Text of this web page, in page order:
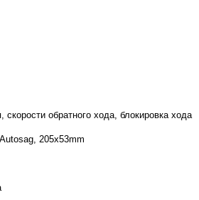
обратного хода, блокировка хода
205x53mm